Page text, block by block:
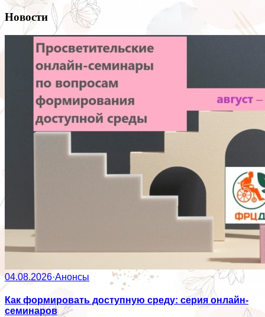
Новости
04.08.2026·Анонсы
Как формировать доступную среду: серия онлайн-
семинаров